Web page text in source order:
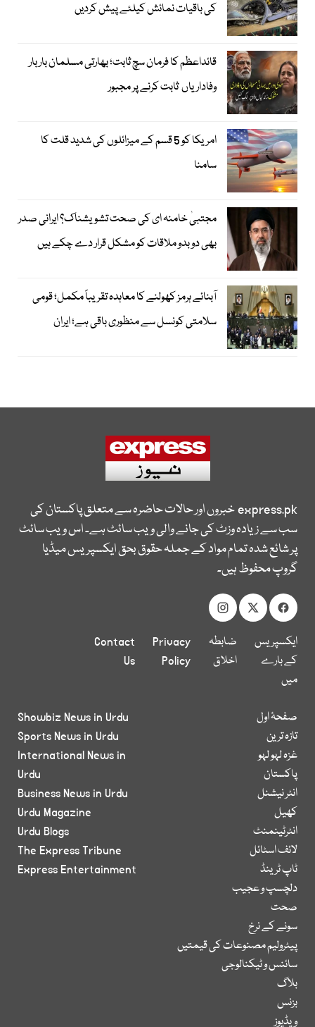
کی باقیات نمائش کیلئے پیش کردیں
قائداعظم کا فرمان سچ ثابت؛ بھارتی مسلمان بار بار
وفاداریاں ثابت کرنے پر مجبور
امریکا کو 5 قسم کے میزائلوں کی شدید قلت کا
سامنا
مجتبیٰ خامنہ ای کی صحت تشویشناک؟ ایرانی صدر
بھی دوبدو ملاقات کو مشکل قرار دے چکے ہیں
آبنائے ہرمز کھولنے کا معاہدہ تقریباً مکمل؛ قومی
سلامتی کونسل سے منظوری باقی ہے؛ ایران
express.pkخبروں اور حالات حاضرہ سے متعلق پاکستان کی
سب سے زیادہ وزٹ کی جانے والی ویب سائٹ ہے۔ اس ویب سائٹ
پر شائع شدہ تمام مواد کے جملہ حقوق بحق ایکسپریس میڈیا
گروپ محفوظ ہیں۔
ایکسپریس
کے بارے
میں
ضابطہ
اخلاق
Privacy
Policy
Contact
Us
صفحۂ اول
تازہ ترین
غزہ لہو لہو
پاکستان
انٹر نیشنل
کھیل
انٹرٹینمنٹ
لائف اسٹائل
ٹاپ ٹرینڈ
دلچسپ و عجیب
صحت
سونے کے نرخ
پیٹرولیم مصنوعات کی قیمتیں
سائنس و ٹیکنالوجی
بلاگ
بزنس
ویڈیوز
Showbiz News in Urdu
Sports News in Urdu
International News in
Urdu
Business News in Urdu
Urdu Magazine
Urdu Blogs
The Express Tribune
Express Entertainment